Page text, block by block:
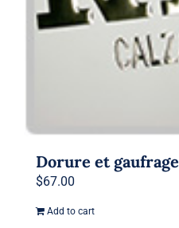
Dorure et gaufrage
$67.00
Add to cart